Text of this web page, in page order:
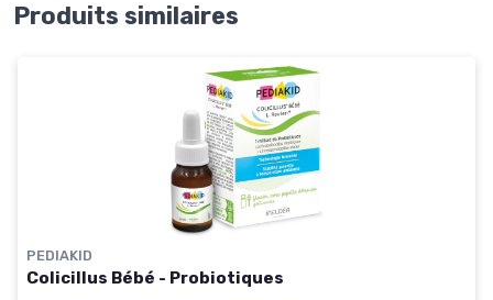
Produits similaires
PEDIAKID
Colicillus Bébé - Probiotiques